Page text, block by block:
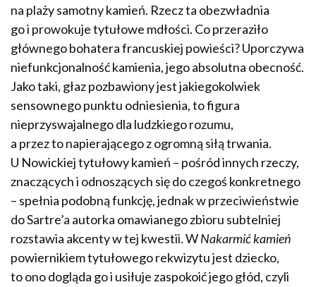
na plaży samotny kamień. Rzecz ta obezwładnia
go i prowokuje tytułowe mdłości. Co przeraziło
głównego bohatera francuskiej powieści? Uporczywa
niefunkcjonalność kamienia, jego absolutna obecność.
Jako taki, głaz pozbawiony jest jakiegokolwiek
sensownego punktu odniesienia, to figura
nieprzyswajalnego dla ludzkiego rozumu,
a przez to napierającego z ogromną siłą trwania.
U Nowickiej tytułowy kamień – pośród innych rzeczy,
znaczących i odnoszących się do czegoś konkretnego
– spełnia podobną funkcję, jednak w przeciwieństwie
do Sartre’a autorka omawianego zbioru subtelniej
rozstawia akcenty w tej kwestii. WNakarmić kamień
powiernikiem tytułowego rekwizytu jest dziecko,
to ono dogląda go i usiłuje zaspokoić jego głód, czyli